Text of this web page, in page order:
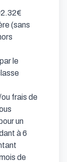
(sans
le
frais de
un
à 6
de